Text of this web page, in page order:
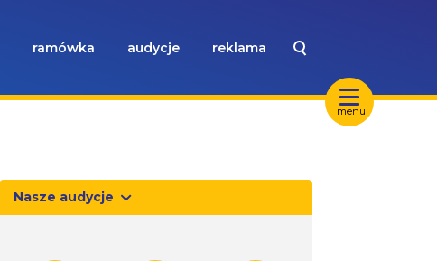
menu
ramówka audycje reklama
Nasze audycje